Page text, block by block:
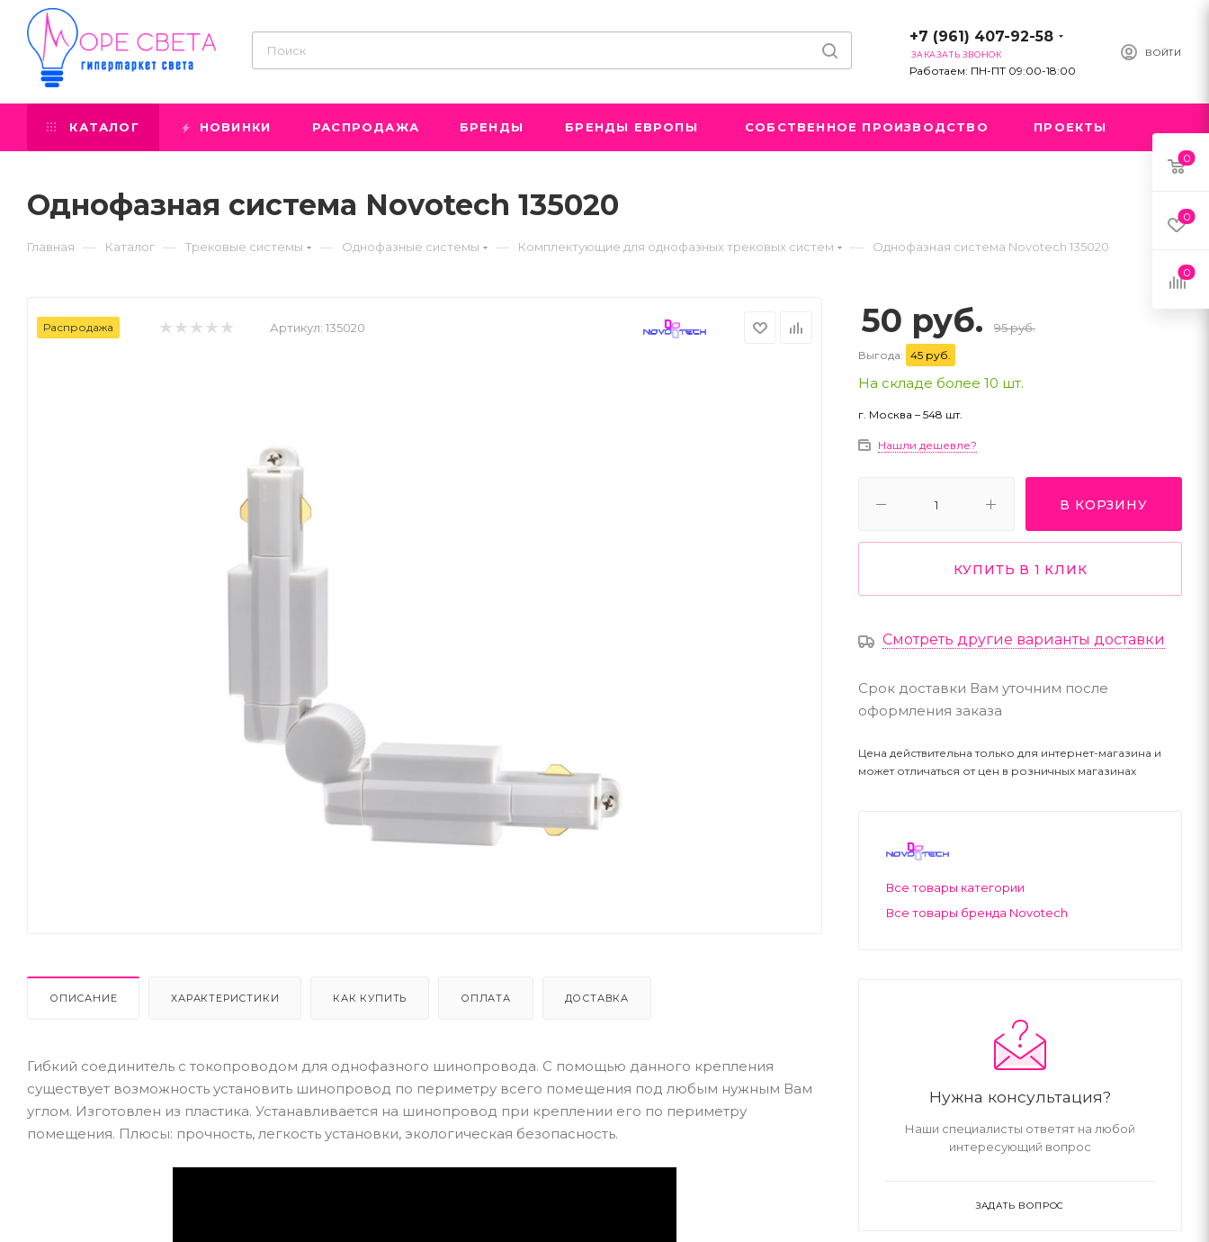
ВОЙТИ
+7 (961) 407-92-58
ЗАКАЗАТЬ ЗВОНОК
Работаем: ПН-ПТ 09:00-18:00
КАТАЛОГ НОВИНКИ РАСПРОДАЖА БРЕНДЫ БРЕНДЫ ЕВРОПЫ СОБСТВЕННОЕ ПРОИЗВОДСТВО ПРОЕКТЫ
Однофазная система Novotech 135020
Главная — Каталог — Трековые системы — Однофазные системы — Комплектующие для однофазных трековых систем — Однофазная система Novotech 135020
Распродажа Артикул: 135020
ОПИСАНИЕ ХАРАКТЕРИСТИКИ КАК КУПИТЬ ОПЛАТА ДОСТАВКА
Гибкий соединитель с токопроводом для однофазного шинопровода. С помощью данного крепления
существует возможность установить шинопровод по периметру всего помещения под любым нужным Вам
углом. Изготовлен из пластика. Устанавливается на шинопровод при креплении его по периметру
помещения. Плюсы: прочность, легкость установки, экологическая безопасность.
50 руб. 95 руб.
Выгода: 45 руб.
На складе более 10 шт.
г. Москва – 548 шт.
Нашли дешевле?
В КОРЗИНУ
КУПИТЬ В 1 КЛИК
Смотреть другие варианты доставки
Срок доставки Вам уточним после
оформления заказа
Цена действительна только для интернет-магазина и
может отличаться от цен в розничных магазинах
Все товары категории
Все товары бренда Novotech
Нужна консультация?
Наши специалисты ответят на любой
интересующий вопрос
ЗАДАТЬ ВОПРОС
0
0
0